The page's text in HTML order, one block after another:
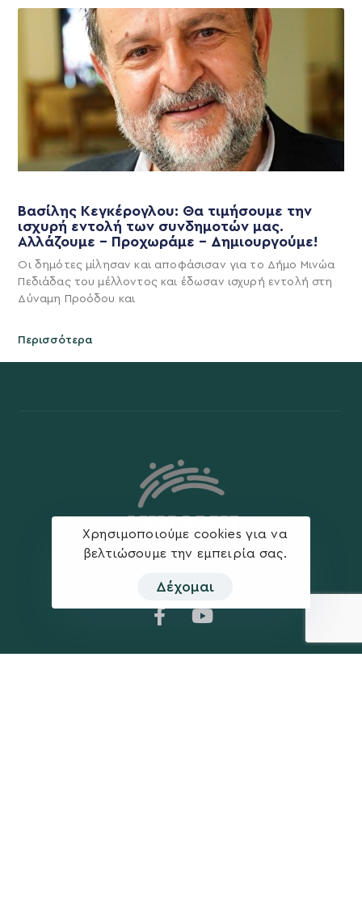
Βασίλης Κεγκέρογλου: Θα τιμήσουμε την
ισχυρή εντολή των συνδημοτών μας.
Αλλάζουμε – Προχωράμε – Δημιουργούμε!
Οι δημότες μίλησαν και αποφάσισαν για το Δήμο Μινώα
Πεδιάδας του μέλλοντος και έδωσαν ισχυρή εντολή στη
Δύναμη Προόδου και
Περισσότερα
Χρησιμοποιούμε cookies για να
βελτιώσουμε την εμπειρία σας.
Δέχομαι